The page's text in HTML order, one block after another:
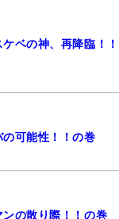
ベの神、再降臨！！
可能性！！の巻
の散り際！！の巻